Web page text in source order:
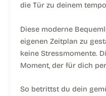
die Tür zu deinem
Diese moderne
eigenen Zeitplan zu
keine Stressmomente.
Moment, der für dich
So betrittst du dein